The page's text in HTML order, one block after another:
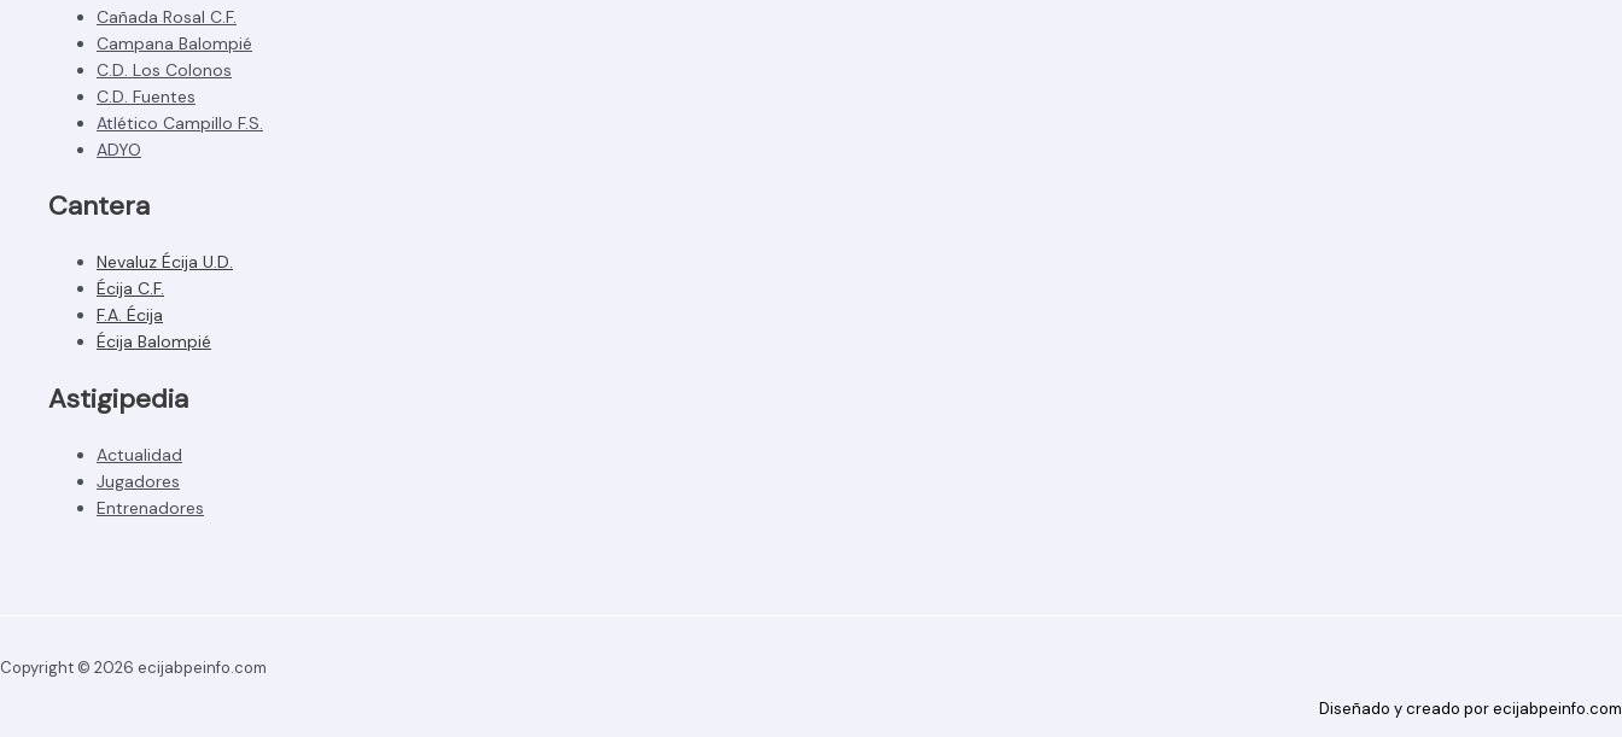
Cañada Rosal C.F.
Campana Balompié
C.D. Los Colonos
C.D. Fuentes
Atlético Campillo F.S.
ADYO
Cantera
Nevaluz Écija U.D.
Écija C.F.
F.A. Écija
Écija Balompié
Astigipedia
Actualidad
Jugadores
Entrenadores
Copyright © 2026 ecijabpeinfo.com
Diseñado y creado por ecijabpeinfo.com